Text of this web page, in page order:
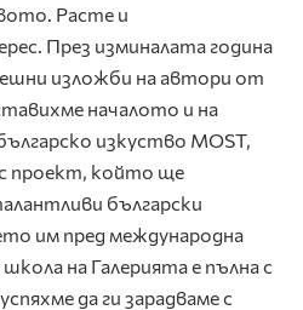
Расте и
През изминалата година
изложби на автори от
началото и на
изкуство MOST,
проект, който ще
български
им пред международна
на Галерията е пълна с
да ги зарадваме с